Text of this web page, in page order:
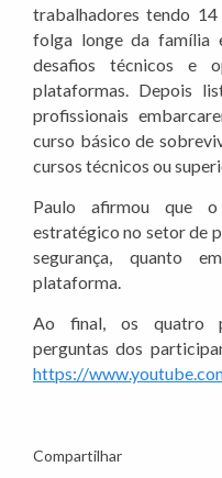
trabalhadores tendo
folga longe da família
desafios técnicos e
plataformas. Depois
profissionais
curso básico de
cursos técnicos ou
Paulo afirmou que
estratégico no setor de
segurança, quanto
plataforma.
Ao final, os quatro
perguntas dos
https://
Compartilhar